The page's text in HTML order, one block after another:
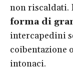
non riscaldati.
forma di
intercapedini
coibentazione
intonaci.